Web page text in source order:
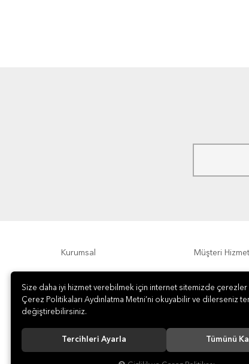
Kurumsal Müşteri
Size daha iyi hizmet verebilmek için internet sitemizde çerezler
Çerez Politikaları Aydınlatma Metni’ni okuyabilir ve dilerseniz
değiştirebilirsiniz.
Tercihleri Ayarla Tümünü